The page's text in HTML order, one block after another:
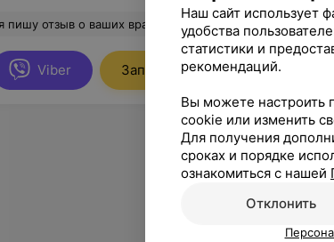
А.В. уже писала, спасибо ему еще раз!!! В этот Раз Я привозила дочь 18 лет к Наталье Владимировне. Очень чуткий врач. Она на столько была добра к дочери, что я чуть сама на кресло не попросилась)))) Решила нашу проблему, назначила лечение, и теперь у нас все хорошо!! Спасибо вашему медцентру и всем докторам!!!!
Viber Записаться
Наш сайт использует
удобства
статистики и
рекомендаций.
Вы можете настроить
cookie или изменить
Для получения
сроках и порядке
ознакомиться с нашей
Отклонить